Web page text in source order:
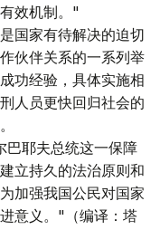
效机制。"
国家有待解决的迫切
伙伴关系的一系列举
功经验，具体实施相
人员更快回归社会的
巴耶夫总统这一保障
立持久的法治原则和
加强我国公民对国家
意义。"（编译：塔